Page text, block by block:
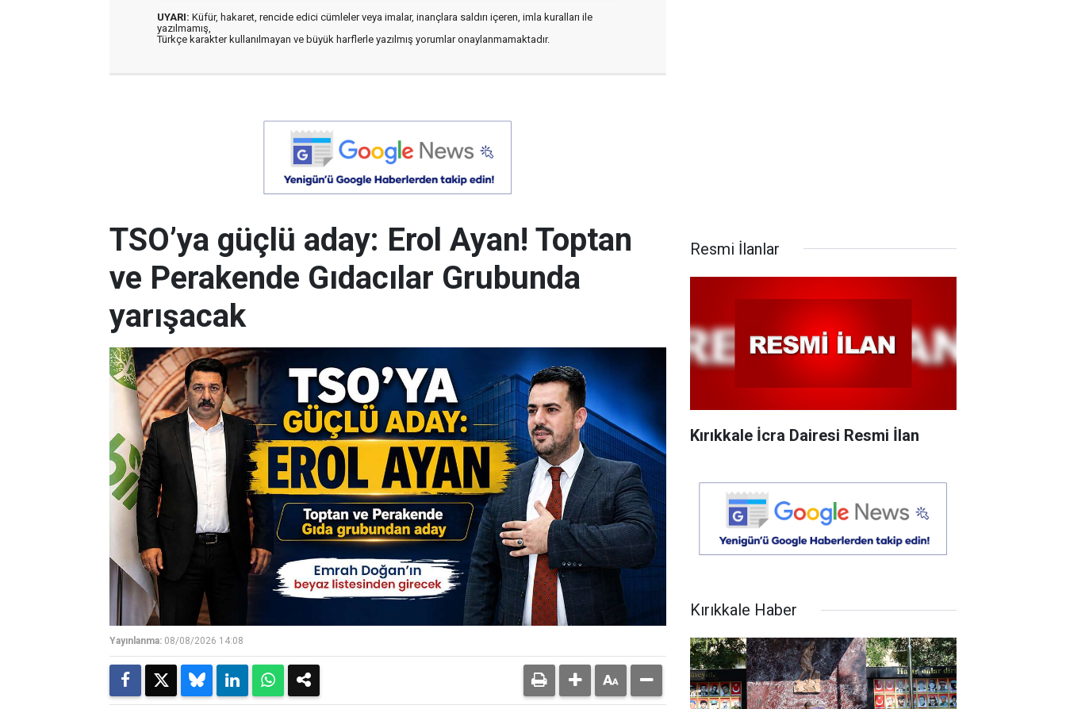
UYARI: Küfür, hakaret, rencide edici cümleler veya imalar, inançlara saldırı içeren, imla kuralları ile
yazılmamış,
Türkçe karakter kullanılmayan ve büyük harflerle yazılmış yorumlar onaylanmamaktadır.
TSO’ya güçlü aday: Erol Ayan! Toptan
ve Perakende Gıdacılar Grubunda
yarışacak
Yayınlanma: 08/08/2026 14:08
Resmi İlanlar
Kırıkkale İcra Dairesi Resmi İlan
Kırıkkale Haber